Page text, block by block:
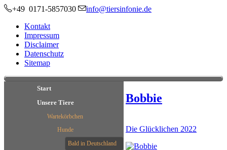
+49 0171-5857030 info@tiersinfonie.de
Kontakt
Impressum
Disclaimer
Datenschutz
Sitemap
Start
Unsere Tiere
Wartekörbchen
Hunde
Bald in Deutschland
Bobbie
Die Glücklichen 2022